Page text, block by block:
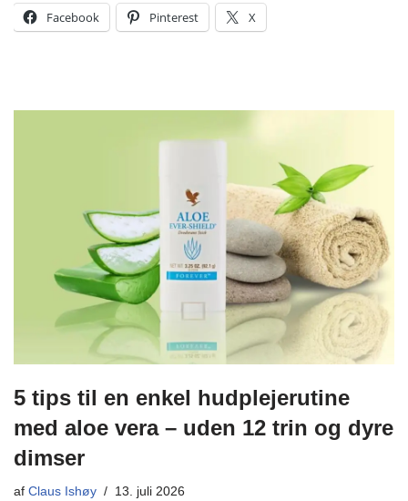
Facebook Pinterest X
5 tips til en enkel hudplejerutine
med aloe vera – uden 12 trin og dyre
dimser
af Claus Ishøy 13. juli 2026